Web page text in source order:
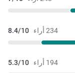
234 أراء 8.4/10
194 أراء 5.3/10